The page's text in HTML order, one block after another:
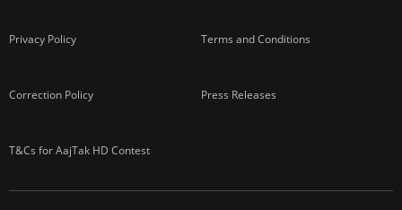
Privacy Policy Terms and Conditions
Correction Policy Press Releases
T&Cs for AajTak HD Contest